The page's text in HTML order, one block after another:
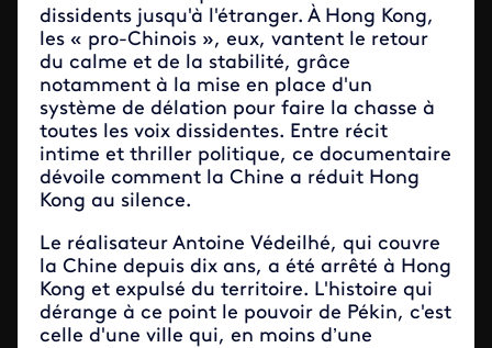
dissidents jusqu'à l'étranger. À Hong Kong,
les « pro-Chinois », eux, vantent le retour
du calme et de la stabilité, grâce
notamment à la mise en place d'un
système de délation pour faire la chasse à
toutes les voix dissidentes. Entre récit
intime et thriller politique, ce documentaire
dévoile comment la Chine a réduit Hong
Kong au silence.
Le réalisateur Antoine Védeilhé, qui couvre
la Chine depuis dix ans, a été arrêté à Hong
Kong et expulsé du territoire. L'histoire qui
dérange à ce point le pouvoir de Pékin, c'est
celle d'une ville qui, en moins d’une